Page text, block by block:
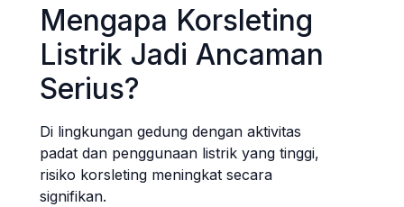
Mengapa Korsleting
Listrik Jadi Ancaman
Serius?
Di lingkungan gedung dengan aktivitas
padat dan penggunaan listrik yang tinggi,
risiko korsleting meningkat secara
signifikan.